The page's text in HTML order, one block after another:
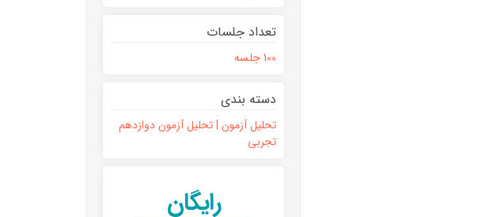
تعداد جلسات
100 جلسه
دسته بندی
تحلیل آزمون | تحلیل آزمون دوازدهم
تجربی
رایگان